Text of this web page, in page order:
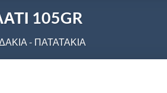
105GR
- ΠΑΤΑΤΆΚΙΑ